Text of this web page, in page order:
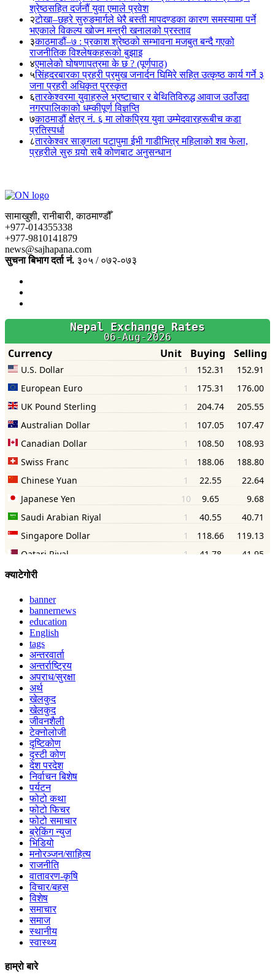
श्रेष्ठसहित दर्जनौं युवा एमाले प्रवेश
२टोखा–छहरे सुरुङमार्गले धेरै बस्ती मापदण्डका कारण समस्यामा पर्ने
भएकाले विकल्प खोज्न मन्त्री खनालको प्रस्ताव
३काठमाडौं–७ : प्रकाश श्रेष्ठको सम्भावना मजबुत बन्दै गएको
राजनीतिक विश्लेषकहरूको बुझाइ
४एमालेको घोषणापत्रमा के छ ? (पूर्णपाठ)
५सिंहदरबारका प्रहरी प्रमुख जनार्दन घिमिरे सहित उत्कृष्ठ कार्य गर्ने ३
जना प्रहरी अधिकृत पुरस्कृत
६तारकेश्वरमा युवाहरुले भ्रष्टाचार र बेथितिविरुद्ध आवाज उठाँउदा
नगरपालिकाको धम्कीपूर्ण विज्ञप्ति
७काठमाडौं क्षेत्र नं. ६ मा लोकप्रिय युवा उम्मेदवारहरूबीच कडा
प्रतिस्पर्धा
८तारकेश्वर साङ्गला पटापुमा ईभी गाडीभित्र महिलाको शव फेला,
प्रहरीले सुरु गर्‍यो सबै कोणबाट अनुसन्धान
सामाखुशी, रानीबारी, काठमाण्डौँ
+977-014355338
+977-9810141879
news@sajhapana.com
सुचना बिभाग दर्ता नं. ३०५ / ०७२-०७३
क्याटेगोरी
banner
bannernews
education
English
tags
अन्तरवार्ता
अन्तर्राष्ट्रिय
अपराध/सुरक्षा
अर्थ
खेलकुद
खेलकुद
जीवनशैली
टेक्नोलोजी
दृष्टिकोण
दृस्टी कोण
देश परदेश
निर्वाचन बिशेष
पर्यटन
फोटो कथा
फोटो फिचर
फोटो समाचार
ब्रेकिंग न्युज
भिडियो
मनोरञ्जन/साहित्य
राजनीति
वातावरण-कृषि
विचार/बहस
विशेष
समाचार
समाज
स्थानीय
स्वास्थ्य
हाम्रो बारे